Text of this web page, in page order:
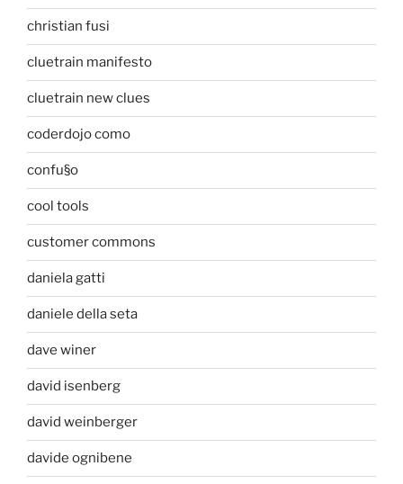
christian fusi
cluetrain manifesto
cluetrain new clues
coderdojo como
confu§o
cool tools
customer commons
daniela gatti
daniele della seta
dave winer
david isenberg
david weinberger
davide ognibene